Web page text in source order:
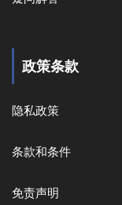
政策条款
隐私政策
条款和条件
免责声明